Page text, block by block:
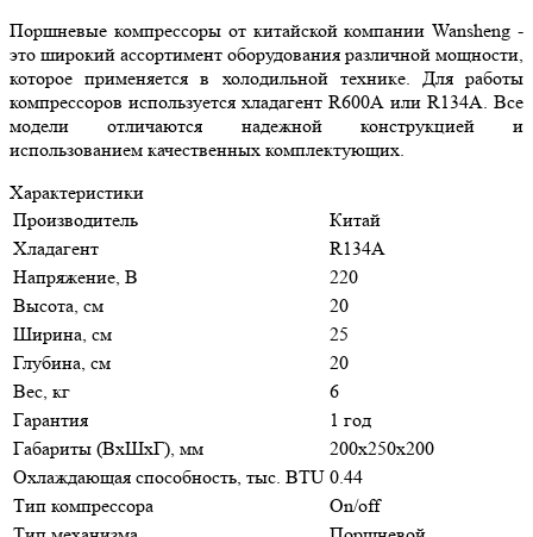
Поршневые компрессоры от китайской компании Wansheng -
это широкий ассортимент оборудования различной мощности,
которое применяется в холодильной технике. Для работы
компрессоров используется хладагент R600A или R134A. Все
модели отличаются надежной конструкцией и
использованием качественных комплектующих.
Характеристики
Производитель
Китай
Хладагент
R134A
Напряжение, В
220
Высота, см
20
Ширина, см
25
Глубина, см
20
Вес, кг
6
Гарантия
1 год
Габариты (ВхШхГ), мм
200х250х200
Охлаждающая способность, тыс. BTU 0.44
Тип компрессора
On/off